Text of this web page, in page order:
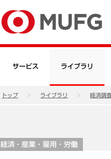
サービス ライブラリ
トップ ライブラリ 経済調
経済・産業・雇用・労働